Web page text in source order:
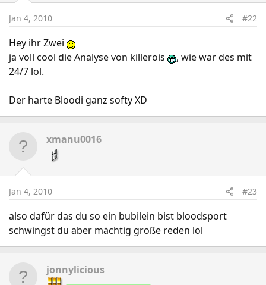
Jan 4, 2010 #22
Hey ihr Zwei
ja voll cool die Analyse von killerois
, wie war des mit
24/7 lol.
Der harte Bloodi ganz softy XD
xmanu0016
Jan 4, 2010 #23
also dafür das du so ein bubilein bist bloodsport
schwingst du aber mächtig große reden lol
jonnylicious